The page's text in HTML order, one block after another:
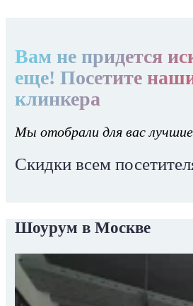
Вам не придется
еще! Посетите
клинкера
Мы отобрали для вас
Скидки всем
Шоурум в Москве